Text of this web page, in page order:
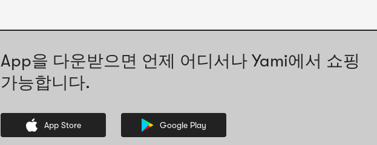
App을 다운받으면 언제 어디서나 Yami에서 쇼핑
가능합니다.
App Store Google Play